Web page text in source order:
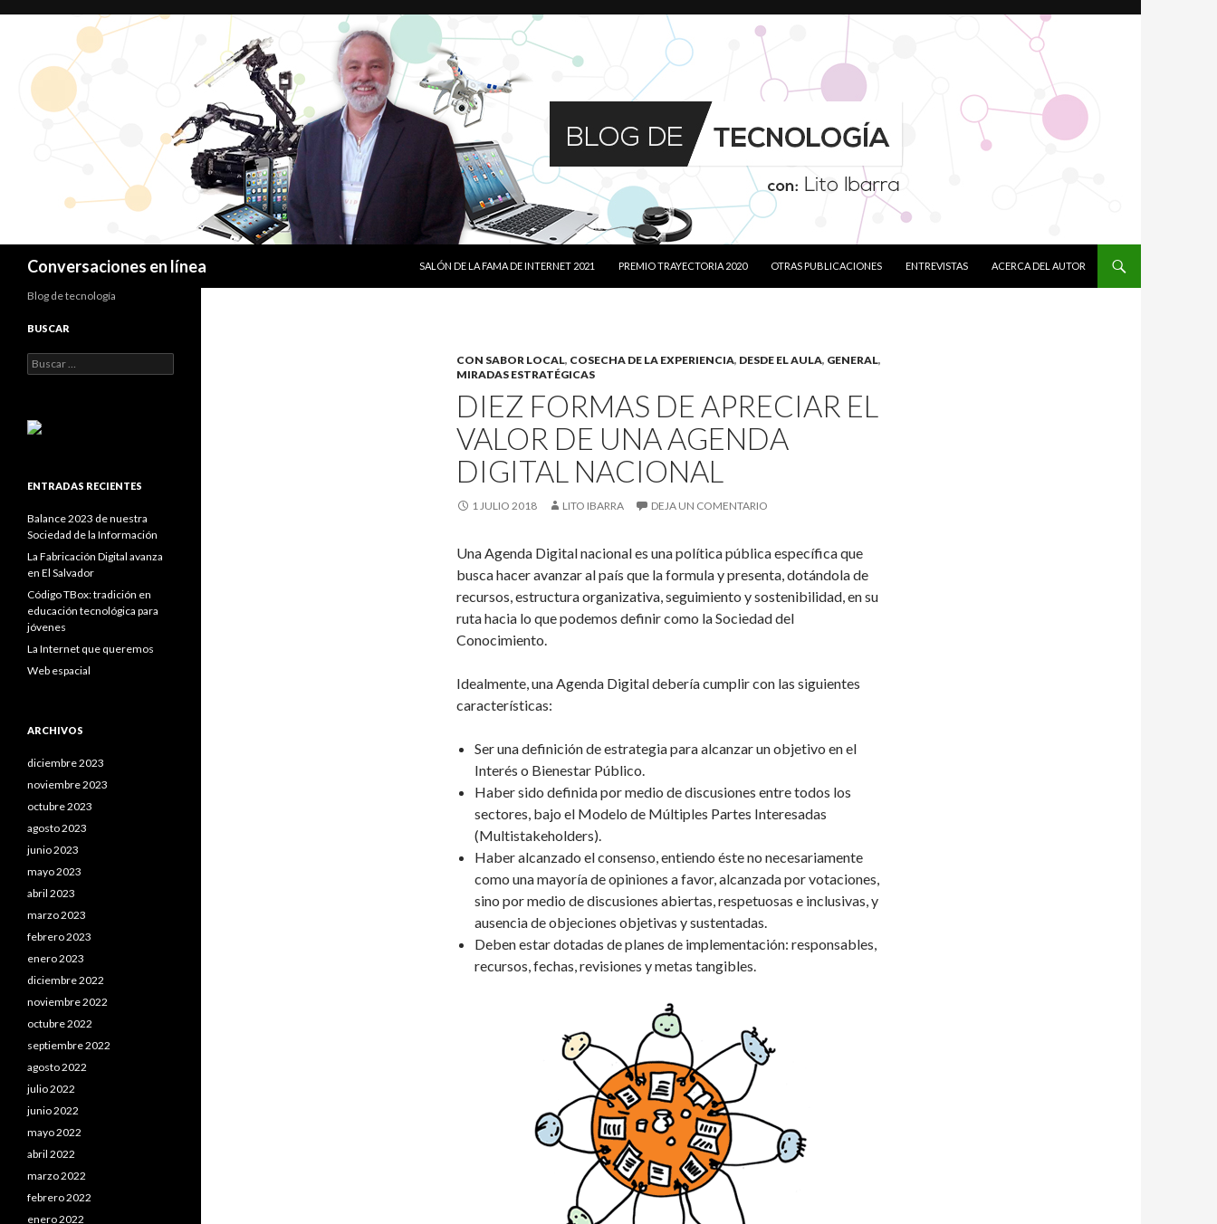
Conversaciones en línea
SALÓN DE LA FAMA DE INTERNET 2021
PREMIO TRAYECTORIA 2020 OTRAS PUBLICACIONES ENTREVISTAS ACERCA DEL AUTOR
CON SABOR LOCAL, COSECHA DE LA EXPERIENCIA, DESDE EL AULA, GENERAL,
MIRADAS ESTRATÉGICAS
DIEZ FORMAS DE APRECIAR EL
VALOR DE UNA AGENDA
DIGITAL NACIONAL
1 JULIO 2018 LITO IBARRA DEJA UN COMENTARIO
Una Agenda Digital nacional es una política pública específica que
busca hacer avanzar al país que la formula y presenta, dotándola de
recursos, estructura organizativa, seguimiento y sostenibilidad, en su
ruta hacia lo que podemos definir como la Sociedad del
Conocimiento.
Idealmente, una Agenda Digital debería cumplir con las siguientes
características:
Ser una definición de estrategia para alcanzar un objetivo en el
Interés o Bienestar Público.
Haber sido definida por medio de discusiones entre todos los
sectores, bajo el Modelo de Múltiples Partes Interesadas
(Multistakeholders).
Haber alcanzado el consenso, entiendo éste no necesariamente
como una mayoría de opiniones a favor, alcanzada por votaciones,
sino por medio de discusiones abiertas, respetuosas e inclusivas, y
ausencia de objeciones objetivas y sustentadas.
Deben estar dotadas de planes de implementación: responsables,
recursos, fechas, revisiones y metas tangibles.
Blog de tecnología
BUSCAR
Buscar:
ENTRADAS RECIENTES
Balance 2023 de nuestra
Sociedad de la Información
La Fabricación Digital avanza
en El Salvador
Código TBox: tradición en
educación tecnológica para
jóvenes
La Internet que queremos
Web espacial
ARCHIVOS
diciembre 2023
noviembre 2023
octubre 2023
agosto 2023
junio 2023
mayo 2023
abril 2023
marzo 2023
febrero 2023
enero 2023
diciembre 2022
noviembre 2022
octubre 2022
septiembre 2022
agosto 2022
julio 2022
junio 2022
mayo 2022
abril 2022
marzo 2022
febrero 2022
enero 2022